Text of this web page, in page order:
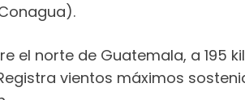
el norte de Guatemala, a 195
vientos máximos